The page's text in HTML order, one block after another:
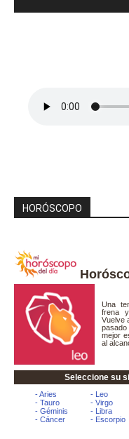
HORÓSCOPO